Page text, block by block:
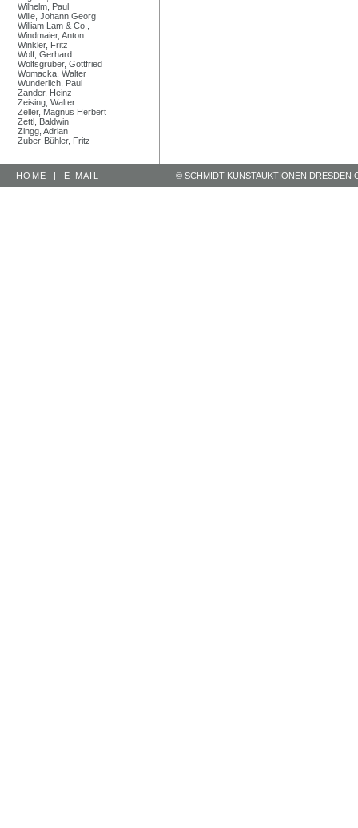
Wilhelm, Paul
Wille, Johann Georg
William Lam & Co.,
Windmaier, Anton
Winkler, Fritz
Wolf, Gerhard
Wolfsgruber, Gottfried
Womacka, Walter
Wunderlich, Paul
Zander, Heinz
Zeising, Walter
Zeller, Magnus Herbert
Zettl, Baldwin
Zingg, Adrian
Zuber-Bühler, Fritz
HOME | E-MAIL © SCHMIDT KUNSTAUKTIONEN DRESDEN